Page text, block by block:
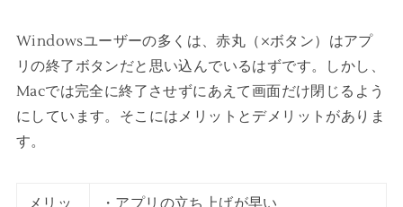
Windowsユーザーの多くは、赤丸（×ボタン）はアプ
リの終了ボタンだと思い込んでいるはずです。しかし、
Macでは完全に終了させずにあえて画面だけ閉じるよう
にしています。そこにはメリットとデメリットがありま
す。